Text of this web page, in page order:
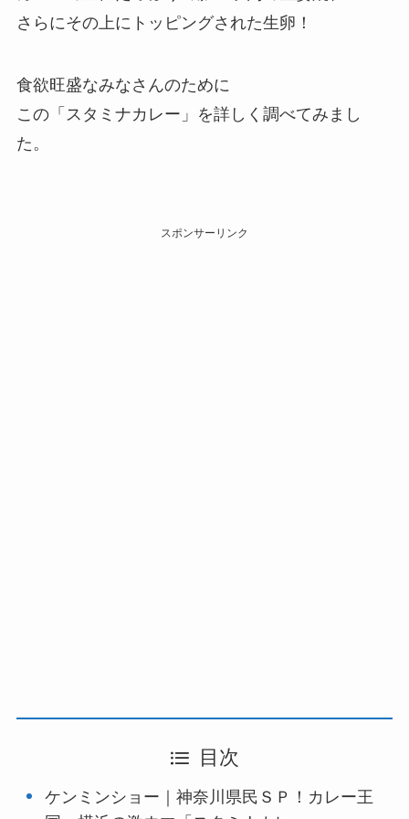
さらにその上にトッピングされた生卵！
食欲旺盛なみなさんのために
この「スタミナカレー」を詳しく調べてみまし
た。
スポンサーリンク
目次
ケンミンショー｜神奈川県民ＳＰ！カレー王